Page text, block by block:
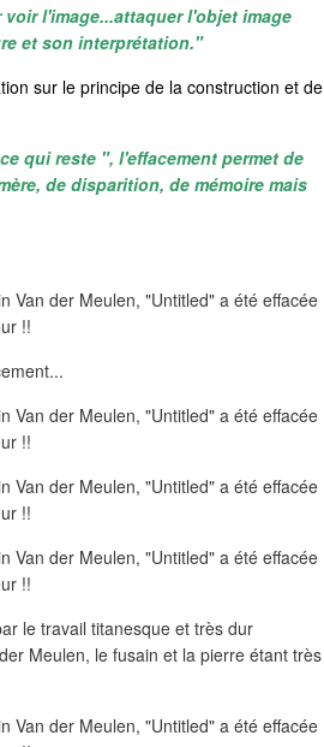
l'image...attaquer l'objet image
et son interprétation."
sur le principe de la construction et de
qui reste ", l'effacement permet de
de disparition, de mémoire mais
le travail titanesque et très dur
Meulen, le fusain et la pierre étant très